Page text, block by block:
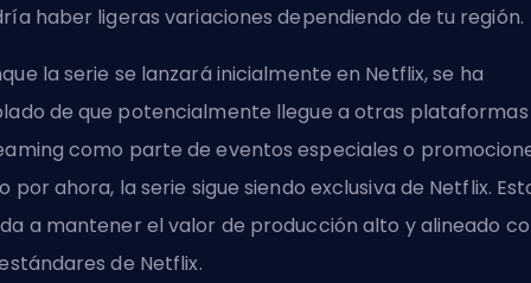
haber ligeras variaciones dependiendo de tu región.
la serie se lanzará inicialmente en Netflix, se ha
de que potencialmente llegue a otras plataformas
como parte de eventos especiales o
por ahora, la serie sigue siendo exclusiva de Netflix.
a mantener el valor de producción alto y alineado
de Netflix.